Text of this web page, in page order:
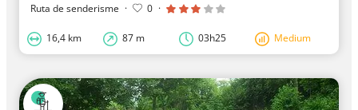
Ruta de senderisme · 0 ·
16,4 km 87 m 03h25 Medium